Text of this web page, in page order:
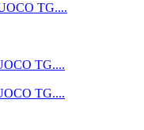
TG....
TG....
TG....